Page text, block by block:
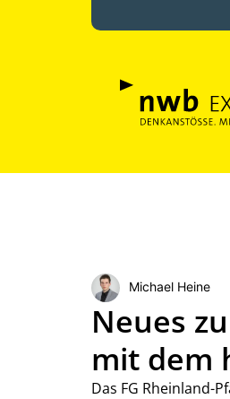
Michael Heine
Neues
mit dem
Das FG Rheinland-